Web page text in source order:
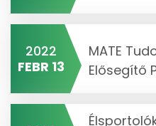
2022
FEBR 13
MATE
Elősegítő